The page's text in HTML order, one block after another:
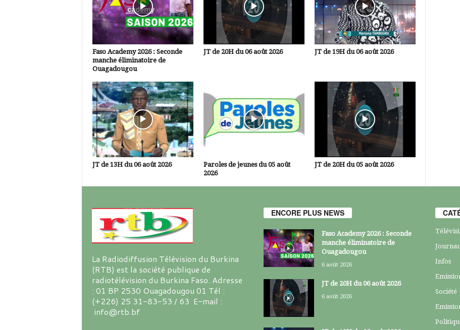
Faso Academy 2026 : Seconde
manche éliminatoire de
Ouagadougou
JT de 20H du 06 août 2026 JT de 19H du 06 août 2026
JT de 13H du 06 août 2026
Paroles de jeunes du 05 août
2026
JT de 20H du 05 août 2026
La Radiodiffusion Télévision du Burkina
(RTB) est la société publique de
radiotélévision du Burkina Faso. Adresse
: 01 BP 2530 Ouagadougou 01 Tél :
(+226) 25 31-83-53 / 63 E-mail :
info@rtb.bf
ENCORE PLUS NEWS
Faso Academy 2026 : Seconde
manche éliminatoire de
Ouagadougou
6 août 2026
JT de 20H du 06 août 2026
6 août 2026
Infos
Société